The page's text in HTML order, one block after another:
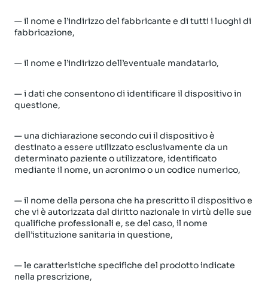
— il nome e l’indirizzo del fabbricante e di tutti i luoghi di
fabbricazione,
— il nome e l’indirizzo dell’eventuale mandatario,
— i dati che consentono di identificare il dispositivo in
questione,
— una dichiarazione secondo cui il dispositivo è
destinato a essere utilizzato esclusivamente da un
determinato paziente o utilizzatore, identificato
mediante il nome, un acronimo o un codice numerico,
— il nome della persona che ha prescritto il dispositivo e
che vi è autorizzata dal diritto nazionale in virtù delle sue
qualifiche professionali e, se del caso, il nome
dell’istituzione sanitaria in questione,
— le caratteristiche specifiche del prodotto indicate
nella prescrizione,